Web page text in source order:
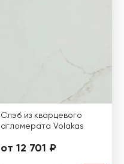
Слэб из кварцевого
агломерата Volakas
от 12 701 ₽